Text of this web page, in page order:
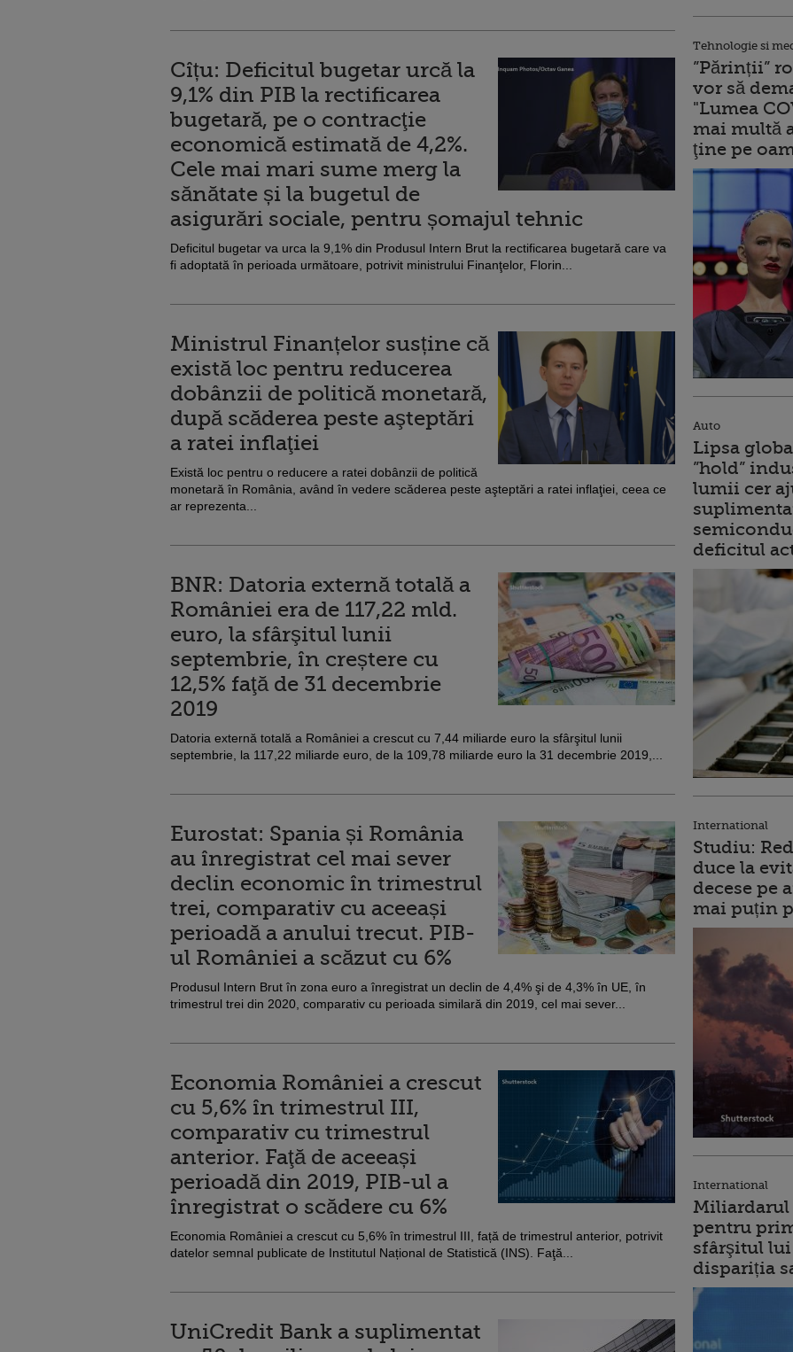
Cîțu: Deficitul bugetar urcă la
9,1% din PIB la rectificarea
bugetară, pe o contracţie
economică estimată de 4,2%.
Cele mai mari sume merg la
sănătate și la bugetul de
asigurări sociale, pentru șomajul tehnic
Deficitul bugetar va urca la 9,1% din Produsul Intern Brut la rectificarea bugetară care va
fi adoptată în perioada următoare, potrivit ministrului Finanţelor, Florin...
Ministrul Finanțelor susține că
există loc pentru reducerea
dobânzii de politică monetară,
după scăderea peste aşteptări
a ratei inflaţiei
Există loc pentru o reducere a ratei dobânzii de politică
monetară în România, având în vedere scăderea peste aşteptări a ratei inflaţiei, ceea ce
ar reprezenta...
BNR: Datoria externă totală a
României era de 117,22 mld.
euro, la sfârşitul lunii
septembrie, în creștere cu
12,5% faţă de 31 decembrie
2019
Datoria externă totală a României a crescut cu 7,44 miliarde euro la sfârşitul lunii
septembrie, la 117,22 miliarde euro, de la 109,78 miliarde euro la 31 decembrie 2019,...
Eurostat: Spania și România
au înregistrat cel mai sever
declin economic în trimestrul
trei, comparativ cu aceeași
perioadă a anului trecut. PIB-
ul României a scăzut cu 6%
Produsul Intern Brut în zona euro a înregistrat un declin de 4,4% şi de 4,3% în UE, în
trimestrul trei din 2020, comparativ cu perioada similară din 2019, cel mai sever...
Economia României a crescut
cu 5,6% în trimestrul III,
comparativ cu trimestrul
anterior. Faţă de aceeași
perioadă din 2019, PIB-ul a
înregistrat o scădere cu 6%
Economia României a crescut cu 5,6% în trimestrul III, față de trimestrul anterior, potrivit
datelor semnal publicate de Institutul Național de Statistică (INS). Faţă...
UniCredit Bank a suplimentat
Tehnologie si
”Părinții”
vor să
"Lumea
mai multă
ţine pe
Auto
Lipsa
”hold”
lumii cer
deficitul
International
Studiu:
duce la
decese pe
mai puțin
International
Miliardarul
pentru
sfârşitul
dispariția